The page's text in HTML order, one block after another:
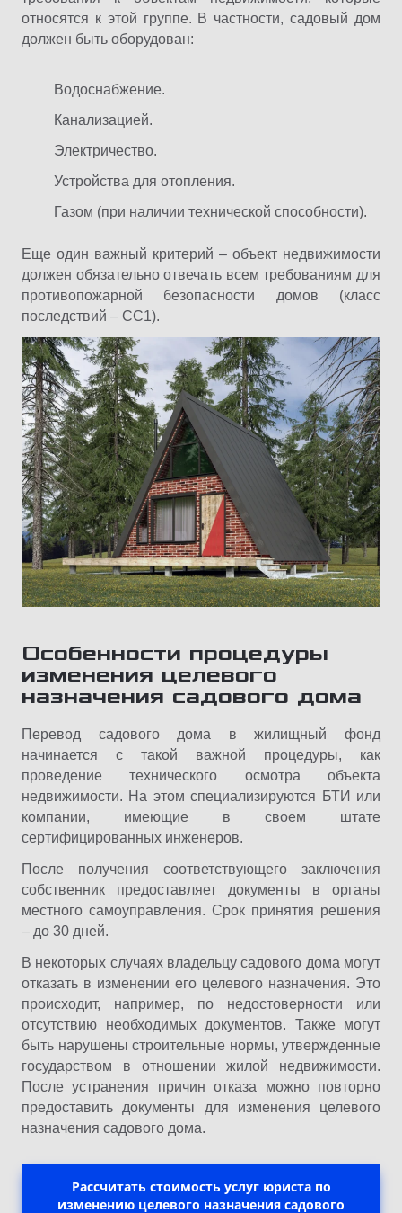
относятся к этой группе. В частности, садовый дом
должен быть оборудован:
Водоснабжение.
Канализацией.
Электричество.
Устройства для отопления.
Газом (при наличии технической способности).
Еще один важный критерий – объект недвижимости
должен обязательно отвечать всем требованиям для
противопожарной безопасности домов (класс
последствий – СС1).
Особенности процедуры
изменения целевого
назначения садового дома
Перевод садового дома в жилищный фонд
начинается с такой важной процедуры, как
проведение технического осмотра объекта
недвижимости. На этом специализируются БТИ или
компании, имеющие в своем штате
сертифицированных инженеров.
После получения соответствующего заключения
собственник предоставляет документы в органы
местного самоуправления. Срок принятия решения
– до 30 дней.
В некоторых случаях владельцу садового дома могут
отказать в изменении его целевого назначения. Это
происходит, например, по недостоверности или
отсутствию необходимых документов. Также могут
быть нарушены строительные нормы, утвержденные
государством в отношении жилой недвижимости.
После устранения причин отказа можно повторно
предоставить документы для изменения целевого
назначения садового дома.
Рассчитать стоимость услуг юриста по
изменению целевого назначения садового